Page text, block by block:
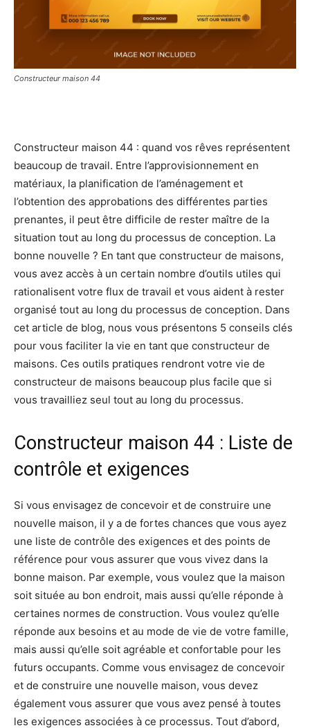
Constructeur maison 44
Constructeur maison 44 : quand vos rêves représentent
beaucoup de travail. Entre l’approvisionnement en
matériaux, la planification de l’aménagement et
l’obtention des approbations des différentes parties
prenantes, il peut être difficile de rester maître de la
situation tout au long du processus de conception. La
bonne nouvelle ? En tant que constructeur de maisons,
vous avez accès à un certain nombre d’outils utiles qui
rationalisent votre flux de travail et vous aident à rester
organisé tout au long du processus de conception. Dans
cet article de blog, nous vous présentons 5 conseils clés
pour vous faciliter la vie en tant que constructeur de
maisons. Ces outils pratiques rendront votre vie de
constructeur de maisons beaucoup plus facile que si
vous travailliez seul tout au long du processus.
Constructeur maison 44 : Liste de
contrôle et exigences
Si vous envisagez de concevoir et de construire une
nouvelle maison, il y a de fortes chances que vous ayez
une liste de contrôle des exigences et des points de
référence pour vous assurer que vous vivez dans la
bonne maison. Par exemple, vous voulez que la maison
soit située au bon endroit, mais aussi qu’elle réponde à
certaines normes de construction. Vous voulez qu’elle
réponde aux besoins et au mode de vie de votre famille,
mais aussi qu’elle soit agréable et confortable pour les
futurs occupants. Comme vous envisagez de concevoir
et de construire une nouvelle maison, vous devez
également vous assurer que vous avez pensé à toutes
les exigences associées à ce processus. Tout d’abord,